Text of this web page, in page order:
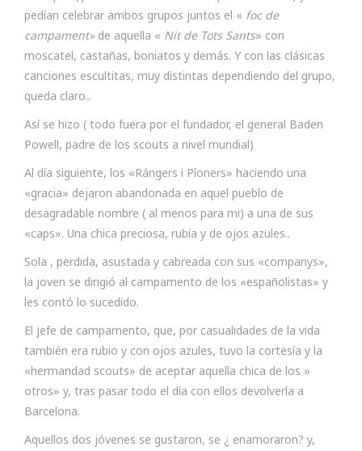
pedían celebrar ambos grupos juntos el « foc de
campament»de aquella « Nit de Tots Sants» con
moscatel, castañas, boniatos y demás. Y con las clásicas
canciones escultitas, muy distintas dependiendo del grupo,
queda claro..
Así se hizo ( todo fuera por el fundador, el general Baden
Powell, padre de los scouts a nivel mundial)
Al día siguiente, los «Rángers i Pîoners» haciendo una
«gracia» dejaron abandonada en aquel pueblo de
desagradable nombre ( al menos para mi) a una de sus
«caps». Una chica preciosa, rubia y de ojos azules..
Sola , perdida, asustada y cabreada con sus «companys»,
la joven se dirigió al campamento de los «españolistas» y
les contó lo sucedido.
El jefe de campamento, que, por casualidades de la vida
también era rubio y con ojos azules, tuvo la cortesía y la
«hermandad scouts» de aceptar aquella chica de los »
otros» y, tras pasar todo el día con ellos devolverla a
Barcelona.
Aquellos dos jóvenes se gustaron, se ¿ enamoraron? y,